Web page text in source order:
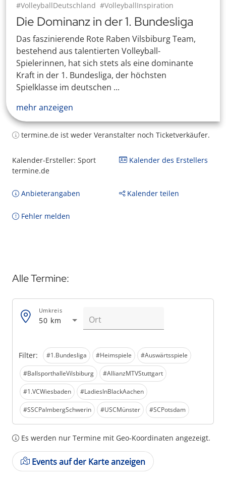
#VolleyballDeutschland #VolleyballInspiration
Die Dominanz in der 1. Bundesliga
Das faszinierende Rote Raben Vilsbiburg Team,
bestehend aus talentierten Volleyball-
Spielerinnen, hat sich stets als eine dominante
Kraft in der 1. Bundesliga, der höchsten
Spielklasse im deutschen ...
mehr anzeigen
termine.de ist weder Veranstalter noch Ticketverkäufer.
Kalender-Ersteller: Sport
termine.de
Kalender des Erstellers
Anbieterangaben Kalender teilen
Fehler melden
Alle Termine:
Filter: #1.Bundesliga #Heimspiele #Auswärtsspiele
#BallsporthalleVilsbiburg #AllianzMTVStuttgart
#1.VCWiesbaden #LadiesInBlackAachen
#SSCPalmbergSchwerin #USCMünster #SCPotsdam
50 km
Umkreis
Es werden nur Termine mit Geo-Koordinaten angezeigt.
Events auf der Karte anzeigen